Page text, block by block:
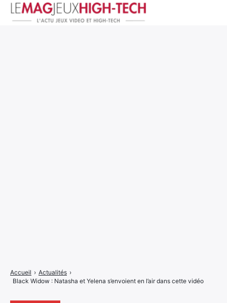
Accueil › Actualités ›
Black Widow : Natasha et Yelena s’envoient en l’air dans cette vidéo